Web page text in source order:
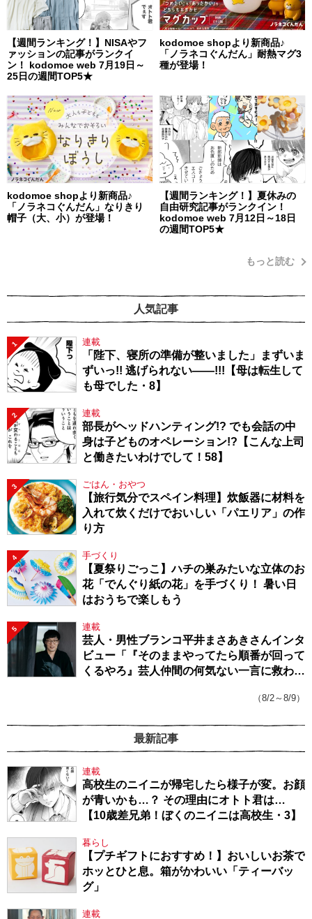
【週間ランキング！】NISAやフ
ァッションの記事がランクイ
ン！ kodomoe web 7月19日～
25日の週間TOP5★
kodomoe shopより新商品♪
「ノラネコぐんだん」耐熱マグ3
種が登場！
kodomoe shopより新商品♪
「ノラネコぐんだん」なりきり
帽子（大、小）が登場！
【週間ランキング！】夏休みの
自由研究記事がランクイン！
kodomoe web 7月12日～18日
の週間TOP5★
もっと読む
人気記事
1 連載
「陛下、寝所の準備が整いました」まずいま
ずいっ!! 逃げられない――!!!【母は転生して
も母でした・8】
2 連載
部長がヘッドハンティング!? でも会話の中
身は子どものオペレーション!?【こんな上司
と働きたいわけでして！58】
3 ごはん・おやつ
【旅行気分でスペイン料理】炊飯器に材料を
入れて炊くだけでおいしい「パエリア」の作
り方
4 手づくり
【夏祭りごっこ】ハチの巣みたいな立体のお
花「でんぐり紙の花」を手づくり！ 暑い日
はおうちで楽しもう
5 連載
芸人・男性ブランコ平井まさあきさんインタ
ビュー「『そのままやってたら順番が回って
くるやろ』芸人仲間の何気ない一言に救われ
（8/2～8/9）
最新記事
連載
高校生のニイニが帰宅したら様子が変。お顔
が青いかも…？ その理由にオトト君は…
【10歳差兄弟！ぼくのニイニは高校生・3】
暮らし
【プチギフトにおすすめ！】おいしいお茶で
ホッとひと息。箱がかわいい「ティーバッ
グ」
連載